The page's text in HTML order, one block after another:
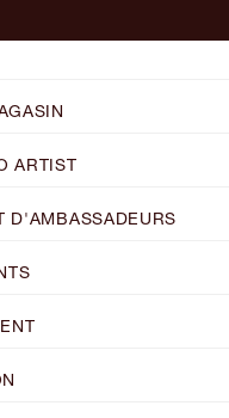
ARTIST
D'AMBASSADEURS